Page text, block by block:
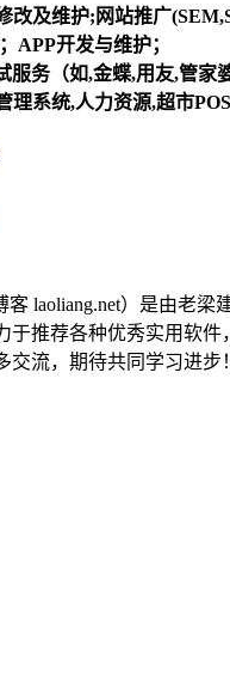
改及维护;网站推广
APP开发与维护；
服务（如,金蝶,用友,管家
理系统,人力资源,超市
客 laoliang.net）是由老梁
于推荐各种优秀实用软件
交流，期待共同学习进步！